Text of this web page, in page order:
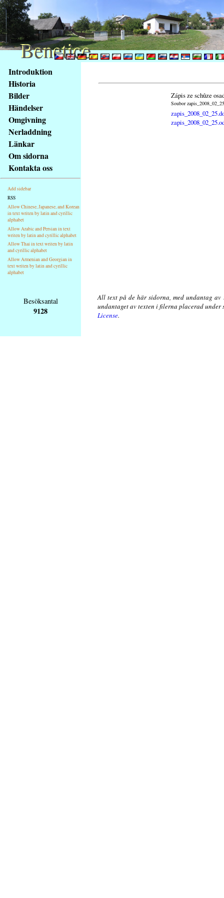
obsah
stránky
Klávesové
zkratky
tomto
webu
základní
Hlavní
strana
Introduktion
Historia
Bilder
Händelser
Omgivning
Nerladdning
Länkar
Om sidorna
Kontakta oss
Add sidebar
RSS
Allow Chinese, Japanese, and Korean
in text writen by latin and cyrillic
alphabet
Allow Arabic and Persian in text
writen by latin and cyrillic alphabet
Allow Thai in text writen by latin
and cyrillic alphabet
Allow Armenian and Georgian in
text writen by latin and cyrillic
alphabet
Zápis ze schůze
Soubor
Besöksantal
9128
All text på de här sidorna, med undantag av
undantaget av texten i filerna placerad
License.
Benetice
Benetice